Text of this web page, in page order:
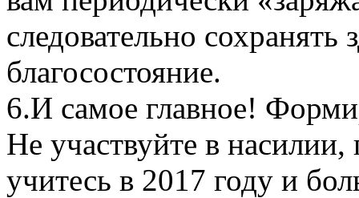
следовательно
благосостояние.
6.И самое главное!
Не участвуйте в
учитесь в 2017 году и